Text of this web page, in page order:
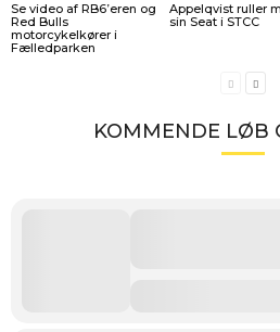
Se video af RB6’eren og
Red Bulls
motorcykelkører i
Fælledparken
Appelqvist ruller
sin Seat i STCC
KOMMENDE LØB